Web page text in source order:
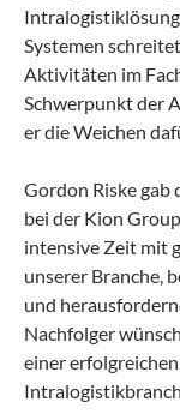
Systemen
Aktivitäten im
Schwerpunkt der
er die Weichen
Gordon Riske gab
bei der Kion
intensive Zeit mit
unserer Branche,
und
Nachfolger
einer